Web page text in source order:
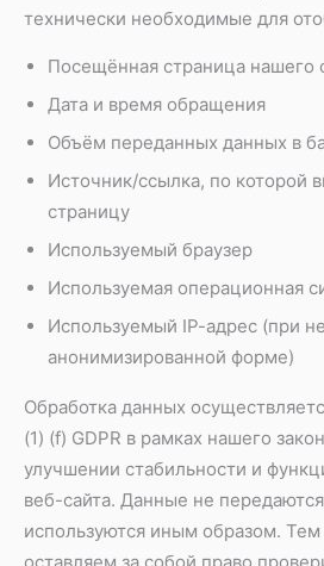
технически необходимые для
Посещённая страница нашего
Дата и время обращения
Объём переданных данных в
Источник/ссылка, по которой
страницу
Используемый браузер
Используемая операционная
Используемый IP-адрес (при
анонимизированной форме)
Обработка данных
(1) (f) GDPR в рамках нашего
улучшении стабильности и
веб-сайта. Данные не
используются иным образом.